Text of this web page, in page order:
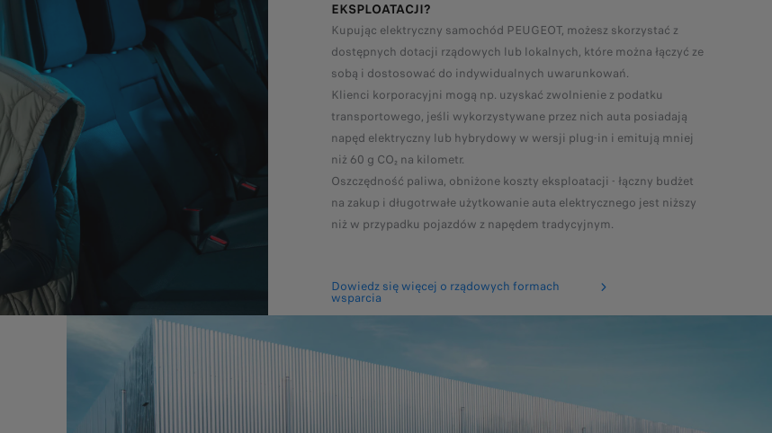
EKSPLOATACJI?
Kupując elektryczny samochód PEUGEOT, możesz skorzystać z
dostępnych dotacji rządowych lub lokalnych, które można łączyć ze
sobą i dostosować do indywidualnych uwarunkowań.
Klienci korporacyjni mogą np. uzyskać zwolnienie z podatku
transportowego, jeśli wykorzystywane przez nich auta posiadają
napęd elektryczny lub hybrydowy w wersji plug-in i emitują mniej
niż 60 g CO₂ na kilometr.
Oszczędność paliwa, obniżone koszty eksploatacji - łączny budżet
na zakup i długotrwałe użytkowanie auta elektrycznego jest niższy
niż w przypadku pojazdów z napędem tradycyjnym.
Dowiedz się więcej o rządowych formach
wsparcia